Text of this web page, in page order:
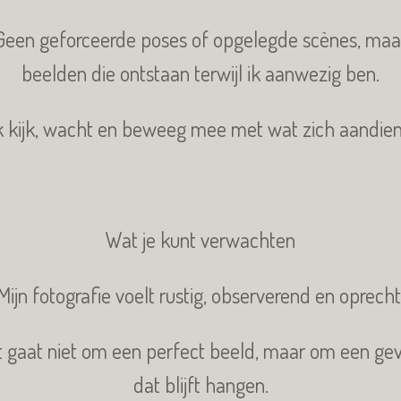
geforceerde poses of opgelegde scènes,
beelden die ontstaan terwijl ik aanwezig ben.
kijk, wacht en beweeg mee met wat zich
Wat je kunt verwachten
fotografie voelt rustig, observerend en
gaat niet om een perfect beeld, maar om een
dat blijft hangen.